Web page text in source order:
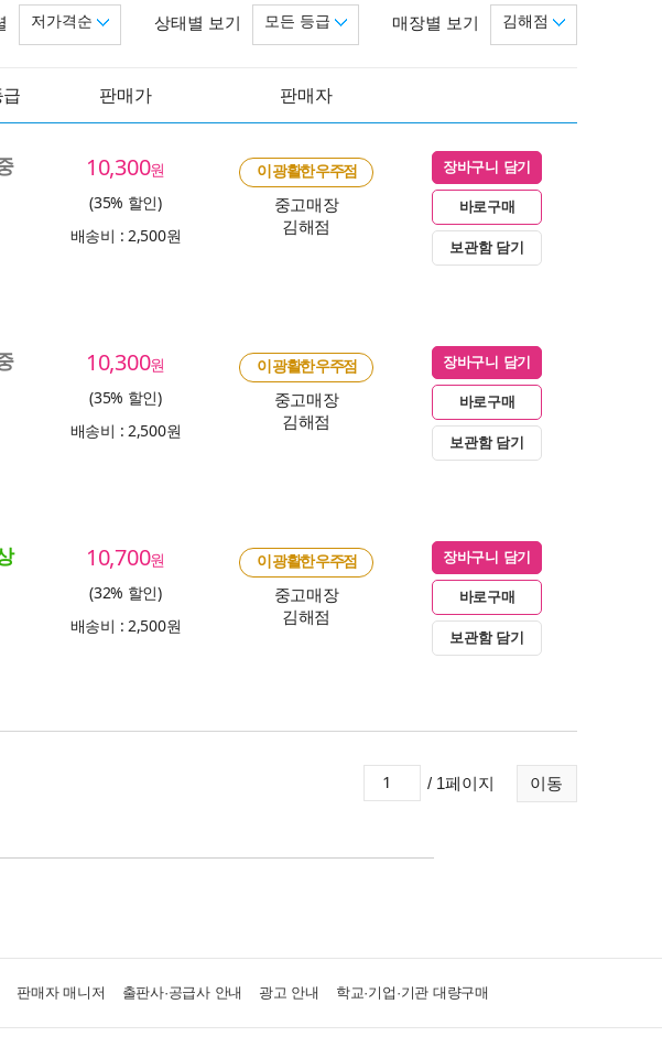
매장별 보기 김해점
상태별 보기 모든 등급
저가격순
판매가 판매자
10,300원
(35% 할인)
배송비 : 2,500원
이 광활한 우주점
중고매장
김해점
장바구니 담기
바로구매
보관함 담기
10,300원
(35% 할인)
배송비 : 2,500원
이 광활한 우주점
중고매장
김해점
장바구니 담기
바로구매
보관함 담기
10,700원
(32% 할인)
배송비 : 2,500원
이 광활한 우주점
중고매장
김해점
장바구니 담기
바로구매
보관함 담기
이동
/ 1페이지
판매자 매니저 출판사·공급사 안내 광고 안내 학교·기업·기관 대량구매